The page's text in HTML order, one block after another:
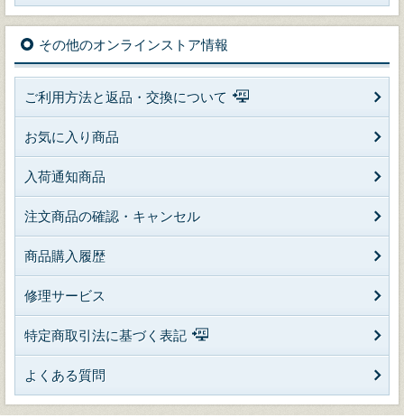
その他のオンラインストア情報
ご利用方法と返品・交換について
お気に入り商品
入荷通知商品
注文商品の確認・キャンセル
商品購入履歴
修理サービス
特定商取引法に基づく表記
よくある質問